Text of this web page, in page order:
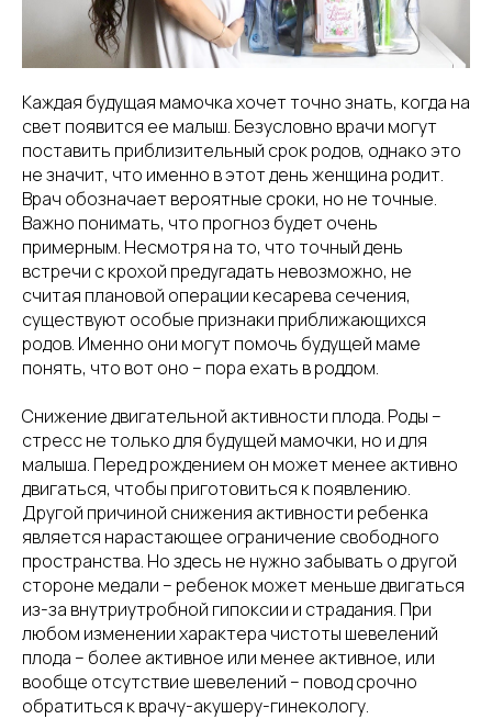
Каждая будущая мамочка хочет точно знать, когда на
свет появится ее малыш. Безусловно врачи могут
поставить приблизительный срок родов, однако это
не значит, что именно в этот день женщина родит.
Врач обозначает вероятные сроки, но не точные.
Важно понимать, что прогноз будет очень
примерным. Несмотря на то, что точный день
встречи с крохой предугадать невозможно, не
считая плановой операции кесарева сечения,
существуют особые признаки приближающихся
родов. Именно они могут помочь будущей маме
понять, что вот оно – пора ехать в роддом.
Снижение двигательной активности плода. Роды –
стресс не только для будущей мамочки, но и для
малыша. Перед рождением он может менее активно
двигаться, чтобы приготовиться к появлению.
Другой причиной снижения активности ребенка
является нарастающее ограничение свободного
пространства. Но здесь не нужно забывать о другой
стороне медали – ребенок может меньше двигаться
из-за внутриутробной гипоксии и страдания. При
любом изменении характера чистоты шевелений
плода – более активное или менее активное, или
вообще отсутствие шевелений – повод срочно
обратиться к врачу-акушеру-гинекологу.